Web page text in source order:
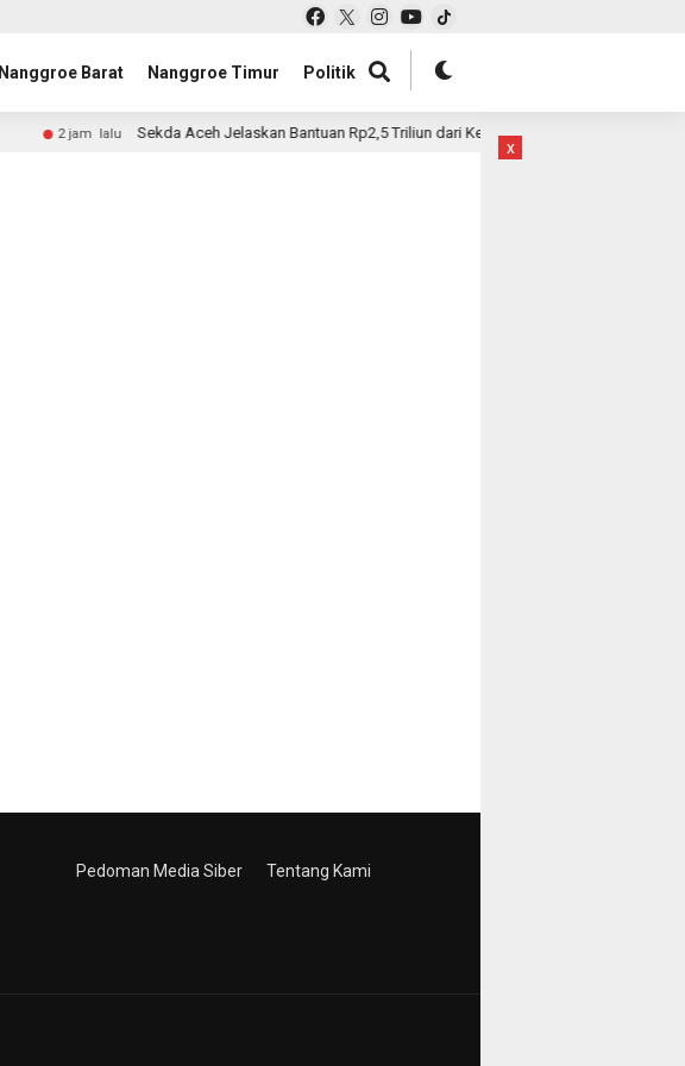
Nanggroe Barat Nanggroe Timur Politik
2 jam lalu Sekda Aceh Jelaskan Bantuan Rp2,5 Triliun dari Kementan untuk Pemulihan
x
Pedoman Media Siber Tentang Kami